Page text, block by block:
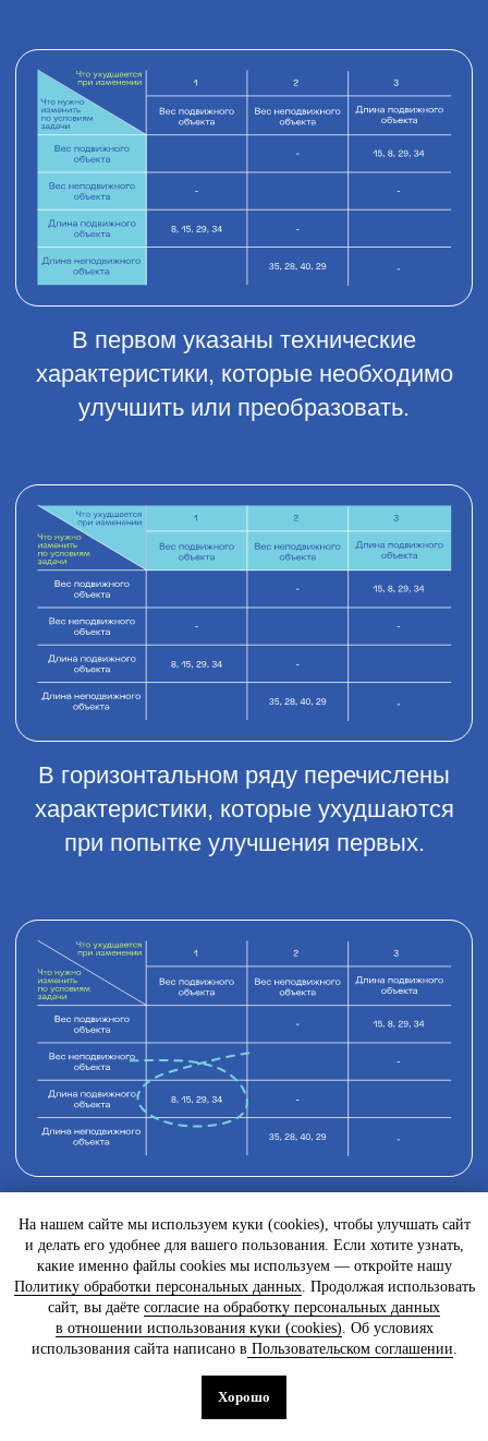
На нашем сайте мы используем куки (cookies), чтобы улучшать сайт
и делать его удобнее для вашего пользования. Если хотите узнать,
какие именно файлы cookies мы используем — откройте нашу
Политику обработки персональных данных. Продолжая использовать
сайт, вы даёте согласие на обработку персональных данных
в отношении использования куки (cookies). Об условиях
использования сайта написано в Пользовательском соглашении.
Хорошо